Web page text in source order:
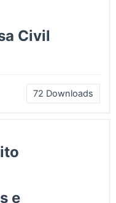
Civil
72 Downloads
e